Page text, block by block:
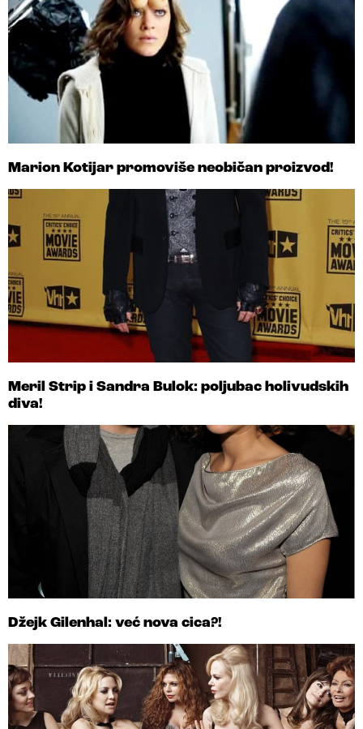
Marion Kotijar promoviše neobičan proizvod!
Meril Strip i Sandra Bulok: poljubac holivudskih
diva!
Džejk Gilenhal: već nova cica?!